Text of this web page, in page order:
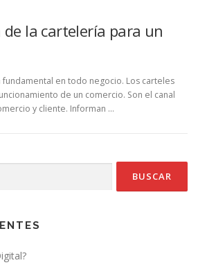
la cartelería para un
fundamental en todo negocio. Los carteles
de un comercio. Son el canal
y cliente. Informan …